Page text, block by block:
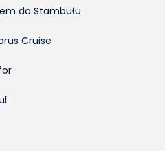
do Stambułu
Cruise